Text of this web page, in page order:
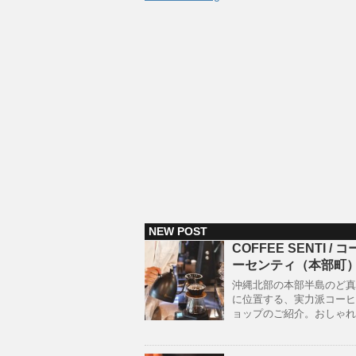
NEW POST
COFFEE SENTI / コ
ーセンティ（本部町）
沖縄北部の本部半島のど
に位置する、実力派コー
ョップのご紹介。おしゃ